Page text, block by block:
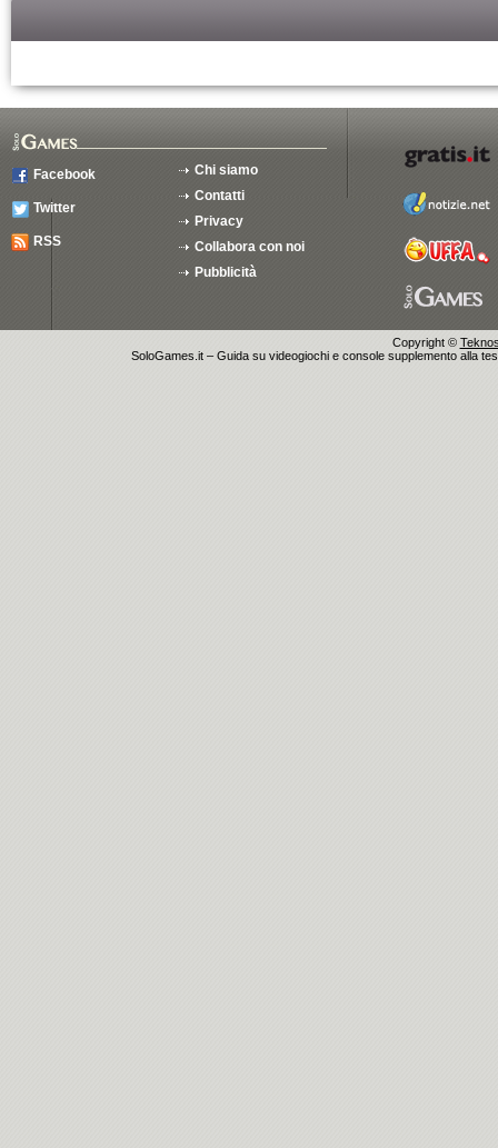
Facebook
Twitter
RSS
Chi siamo
Contatti
Privacy
Collabora con noi
Pubblicità
Copyright ©
SoloGames.it – Guida su videogiochi e console supplemento alla